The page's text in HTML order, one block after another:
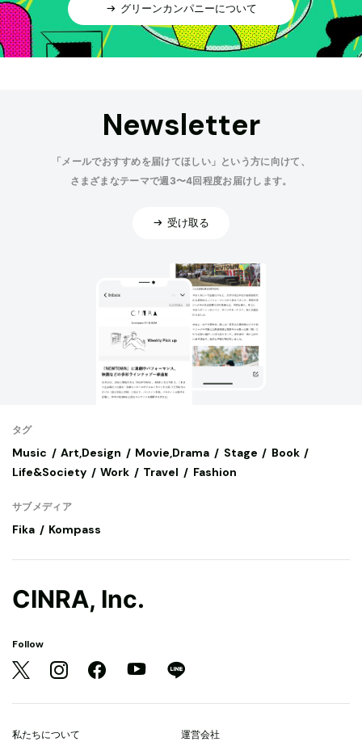
グリーンカンパニーについて
Newsletter
「メールでおすすめを届けてほしい」という方に向けて、
さまざまなテーマで週3〜4回程度お届けします。
受け取る
タグ
Music Art,Design Movie,Drama Stage
Book
Life&Society
Work Travel Fashion
サブメディア
Fika Kompass
CINRA, Inc.
Follow
私たちについて 運営会社